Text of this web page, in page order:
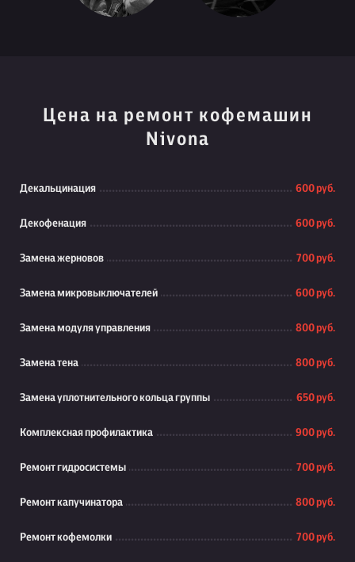
Цена на ремонт кофемашин
Nivona
Декальцинация 600 руб.
Декофенация 600 руб.
Замена жерновов 700 руб.
Замена микровыключателей 600 руб.
Замена модуля управления 800 руб.
Замена тена 800 руб.
Замена уплотнительного кольца группы 650 руб.
Комплексная профилактика 900 руб.
Ремонт гидросистемы 700 руб.
Ремонт капучинатора 800 руб.
Ремонт кофемолки 700 руб.